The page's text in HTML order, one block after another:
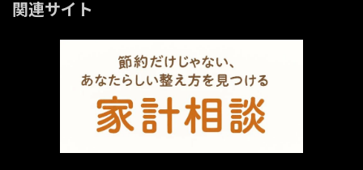
関連サイト